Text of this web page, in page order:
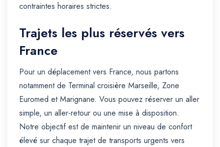
contraintes horaires strictes.
Trajets les plus réservés vers
France
Pour un déplacement vers France, nous partons
notamment de Terminal croisière Marseille, Zone
Euromed et Marignane. Vous pouvez réserver un aller
simple, un aller-retour ou une mise à disposition.
Notre objectif est de maintenir un niveau de confort
élevé sur chaque trajet de transports urgents vers